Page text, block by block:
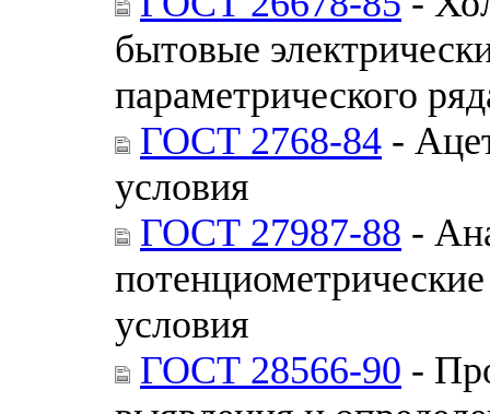
бытовые
параметрического
ГОСТ 2768-84 -
условия
ГОСТ 27987-88 -
условия
ГОСТ 28566-90 -